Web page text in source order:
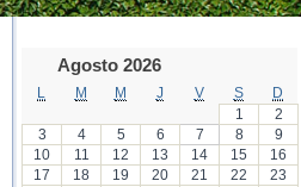
Agosto 2026
M M J V S
D
1
2
3
4 5 6 7 8
9
10
11 12 13 14 15
16
17
18 19 20 21 22
23